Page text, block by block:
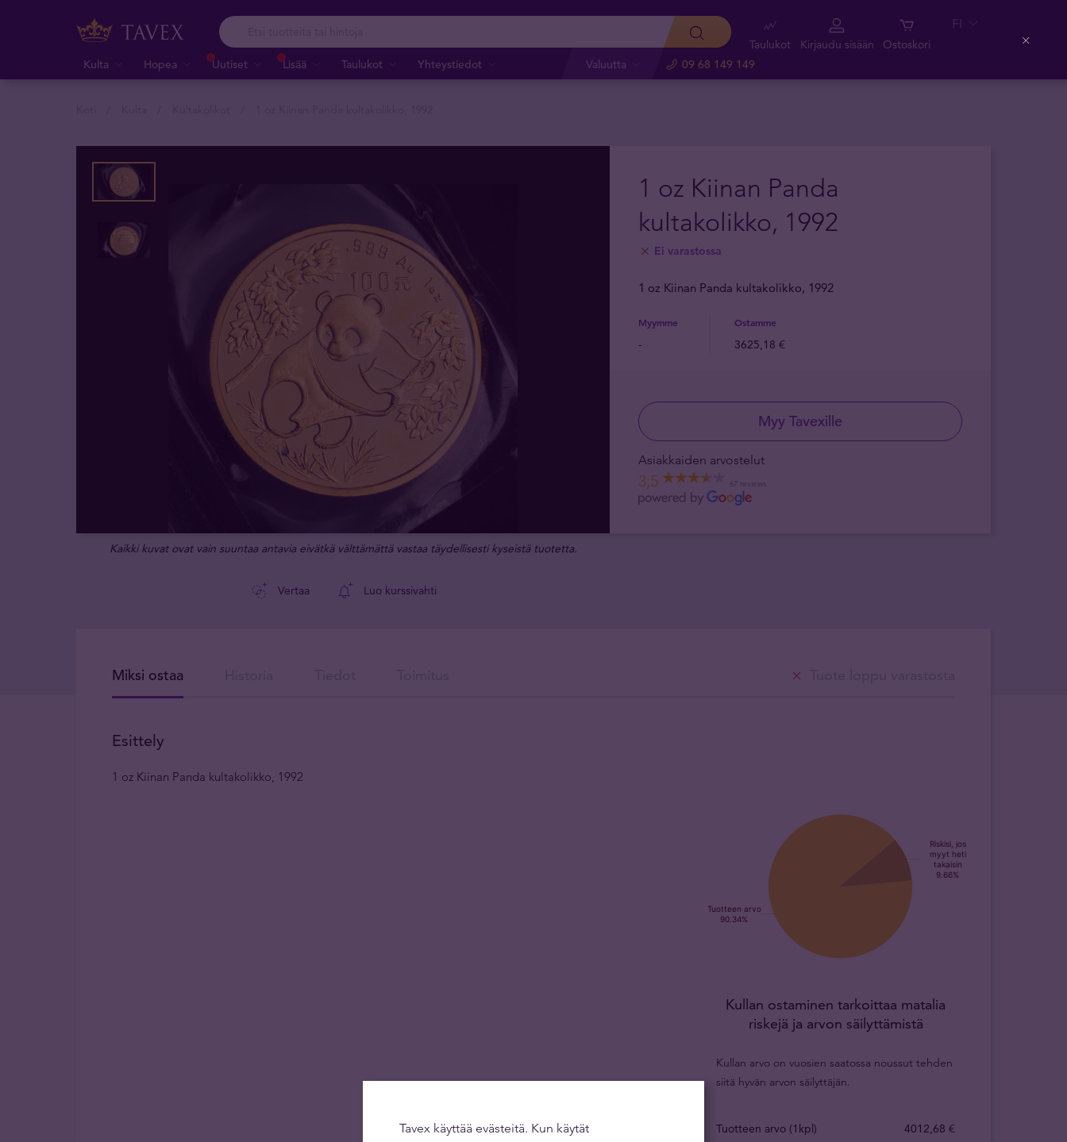
Kulta Hopea Uutiset Lisää Taulukot Yhteystiedot Valuutta 09 68 149 149
Taulukot Kirjaudu sisään Ostoskori
FI
1 oz Kiinan Panda
kultakolikko, 1992
Ei varastossa
1 oz Kiinan Panda kultakolikko, 1992
Myymme Ostamme
- 3625,18 €
Myy Tavexille
Asiakkaiden arvostelut
3,5 67 reviews
Kaikki kuvat ovat vain suuntaa antavia eivätkä välttämättä vastaa täydellisesti kyseistä tuotetta.
Vertaa Luo kurssivahti
Miksi ostaa
Esittely
1 oz Kiinan Panda kultakolikko, 1992
Kullan ostaminen tarkoittaa matalia
riskejä ja arvon säilyttämistä
Kullan arvo on vuosien saatossa noussut tehden
siitä hyvän arvon säilyttäjän.
Tuotteen arvo (1kpl) 4012,68 €
Tavex käyttää evästeitä. Kun käytät
Close